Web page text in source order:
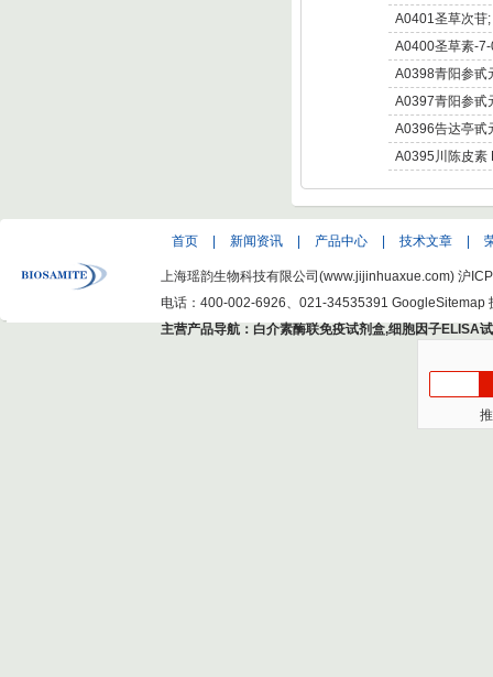
A0401圣草次苷
A0400圣草素-
A0398青阳参甙
Otophylloside B
A0397青阳参甙
Otophylloside A
A0396告达亭甙
A0395川陈皮素
首页 新闻资讯 产品中心 技术文章
上海瑶韵生物科技有限公司(www.jijinhuaxue.com) 沪
电话：400-002-6926、021-34535391 GoogleSitemap
主营产品导航： 白介素酶联免疫试剂盒,细胞因子ELISA